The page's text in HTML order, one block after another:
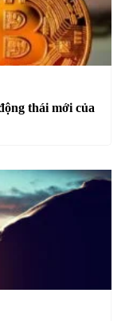
thái mới của